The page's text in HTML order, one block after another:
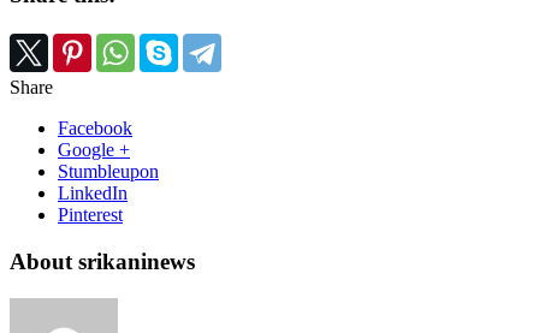
Share
Facebook
Google +
Stumbleupon
LinkedIn
Pinterest
About srikaninews